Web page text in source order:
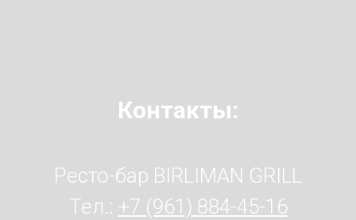
Контакты:
Ресто-бар BIRLIMAN GRILL
Тел.: +7 (961) 884-45-16